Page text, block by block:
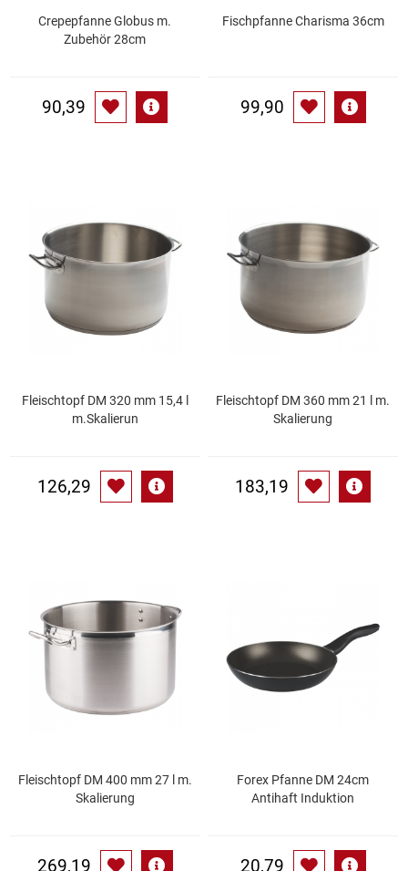
Schinken
Service
Sirupe
Speck / Rohschinken
Spirituosen
Tischbereich
Tischkultur
Trocken-/Backfrüchte
Waffeln / Kekse
Crepepfanne Globus m.
Zubehör 28cm
90,39
Fischpfanne Charisma 36cm
99,90
Fleischtopf DM 320 mm 15,4 l
m.Skalierun
126,29
Fleischtopf DM 360 mm 21 l m.
Skalierung
183,19
Fleischtopf DM 400 mm 27 l m.
Skalierung
269,19
Forex Pfanne DM 24cm
Antihaft Induktion
20,79